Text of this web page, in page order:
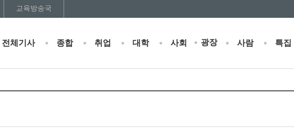
교육방송국
전체기사 종합 취업 대학 사회 광장 사람 특집